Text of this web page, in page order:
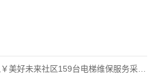
好未来社区159台电梯维保服务采购项目竞争性